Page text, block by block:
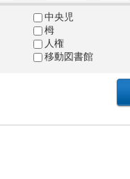
中央児
栂
人権
移動図書館